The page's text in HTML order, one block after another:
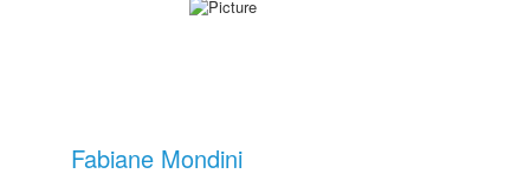
Fabiane Mondini